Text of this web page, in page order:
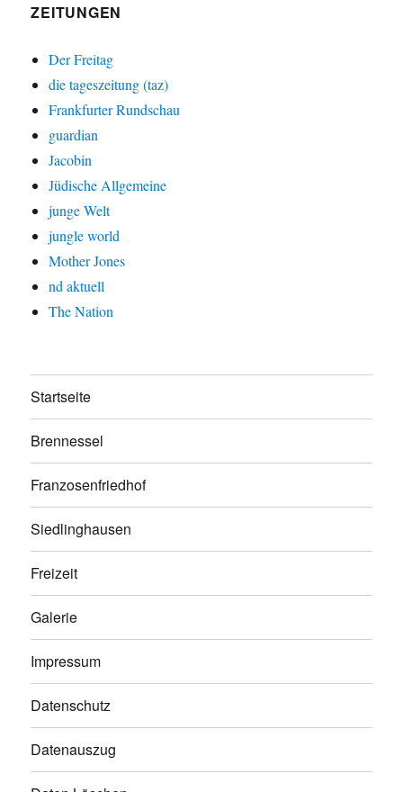
ZEITUNGEN
Der Freitag
die tageszeitung (taz)
Frankfurter Rundschau
guardian
Jacobin
Jüdische Allgemeine
junge Welt
jungle world
Mother Jones
nd aktuell
The Nation
Startseite
Brennessel
Franzosenfriedhof
Siedlinghausen
Freizeit
Galerie
Impressum
Datenschutz
Datenauszug